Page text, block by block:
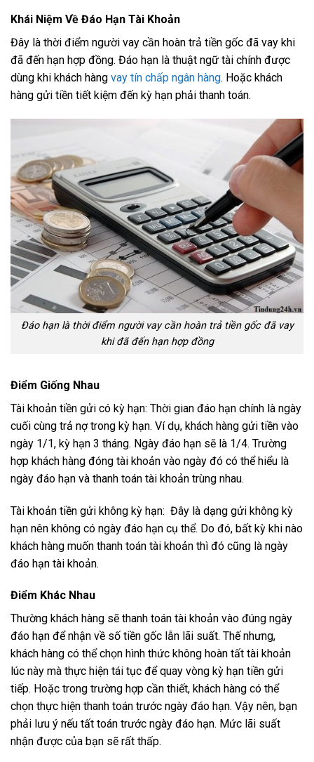
Khái Niệm Về Đáo Hạn Tài Khoản
Đây là thời điểm người vay cần hoàn trả tiền gốc đã vay khi
đã đến hạn hợp đồng. Đáo hạn là thuật ngữ tài chính được
dùng khi khách hàng vay tín chấp ngân hàng. Hoặc khách
hàng gửi tiền tiết kiệm đến kỳ hạn phải thanh toán.
Đáo hạn là thời điểm người vay cần hoàn trả tiền gốc đã vay
khi đã đến hạn hợp đồng
Điểm Giống Nhau
Tài khoản tiền gửi có kỳ hạn: Thời gian đáo hạn chính là ngày
cuối cùng trả nợ trong kỳ hạn. Ví dụ, khách hàng gửi tiền vào
ngày 1/1, kỳ hạn 3 tháng. Ngày đáo hạn sẽ là 1/4. Trường
hợp khách hàng đóng tài khoản vào ngày đó có thể hiểu là
ngày đáo hạn và thanh toán tài khoản trùng nhau.
Tài khoản tiền gửi không kỳ hạn: Đây là dạng gửi không kỳ
hạn nên không có ngày đáo hạn cụ thể. Do đó, bất kỳ khi nào
khách hàng muốn thanh toán tài khoản thì đó cũng là ngày
đáo hạn tài khoản.
Điểm Khác Nhau
Thường khách hàng sẽ thanh toán tài khoản vào đúng ngày
đáo hạn để nhận về số tiền gốc lẫn lãi suất. Thế nhưng,
khách hàng có thể chọn hình thức không hoàn tất tài khoản
lúc này mà thực hiện tái tục để quay vòng kỳ hạn tiền gửi
tiếp. Hoặc trong trường hợp cần thiết, khách hàng có thể
chọn thực hiện thanh toán trước ngày đáo hạn. Vậy nên, bạn
phải lưu ý nếu tất toán trước ngày đáo hạn. Mức lãi suất
nhận được của bạn sẽ rất thấp.